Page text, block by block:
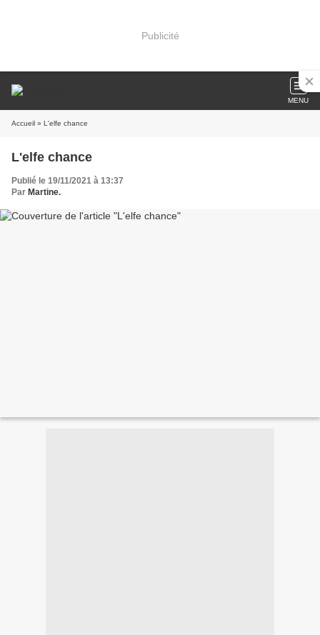
Publicité
MENU
Accueil » L'elfe chance
L'elfe chance
Publié le 19/11/2021 à 13:37
Par Martine.